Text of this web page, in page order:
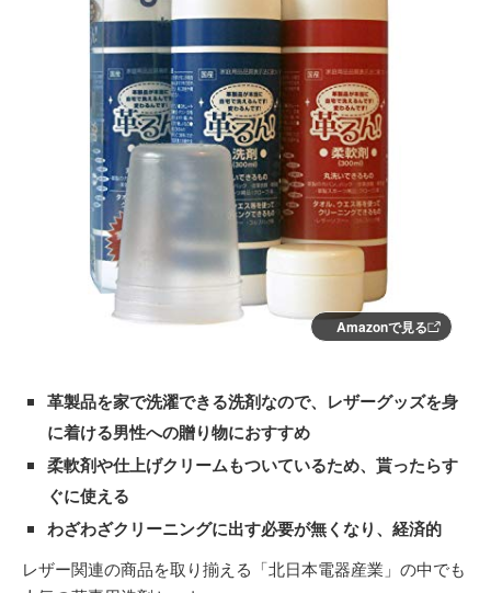
Amazonで見る
革製品を家で洗濯できる洗剤なので、レザーグッズを身
に着ける男性への贈り物におすすめ
柔軟剤や仕上げクリームもついているため、貰ったらす
ぐに使える
わざわざクリーニングに出す必要が無くなり、経済的
レザー関連の商品を取り揃える「北日本電器産業」の中でも